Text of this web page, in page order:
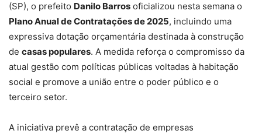
(SP), o prefeito Danilo Barros oficializou nesta semana o
Plano Anual de Contratações de 2025, incluindo uma
expressiva dotação orçamentária destinada à construção
de casas populares. A medida reforça o compromisso da
atual gestão com políticas públicas voltadas à habitação
social e promove a união entre o poder público e o
terceiro setor.
A iniciativa prevê a contratação de empresas